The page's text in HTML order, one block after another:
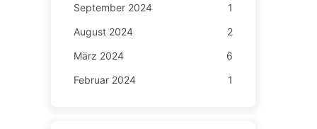
September 2024
1
August 2024
2
März 2024
6
Februar 2024
1